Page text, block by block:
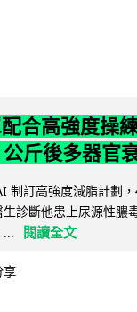
配合高強度操
斤後多器官
制訂高強度減脂計劃
診斷他患上尿源性膿
...
閱讀全文
享